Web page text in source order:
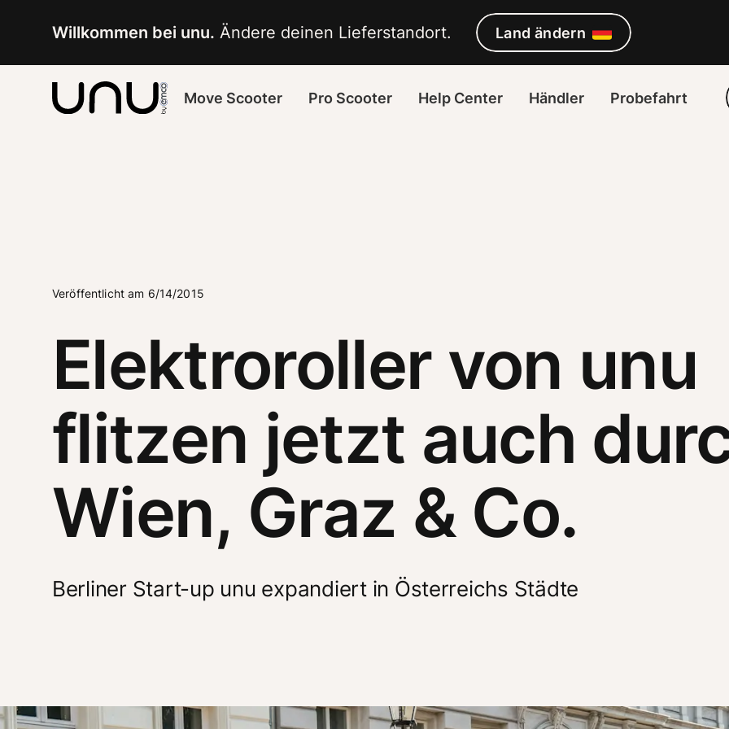
Willkommen bei unu. Ändere deinen Lieferstandort. Land ändern
Move Scooter Pro Scooter Help Center Händler Probefahrt
Veröffentlicht am 6/14/2015
Elektroroller von unu
flitzen jetzt auch
Wien, Graz & Co.
Berliner Start-up unu expandiert in Österreichs Städte